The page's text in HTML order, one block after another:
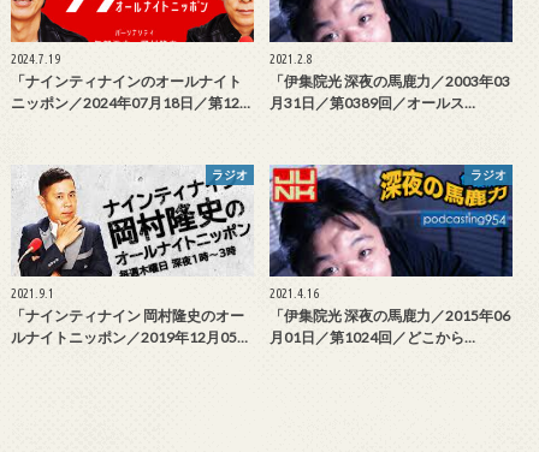
2024.7.19
「ナインティナインのオールナイト
ニッポン／2024年07月18日／第12…
2021.2.8
「伊集院光 深夜の馬鹿力／2003年03
月31日／第0389回／オールス…
ラジオ
2021.9.1
「ナインティナイン 岡村隆史のオー
ルナイトニッポン／2019年12月05…
ラジオ
2021.4.16
「伊集院光 深夜の馬鹿力／2015年06
月01日／第1024回／どこから…